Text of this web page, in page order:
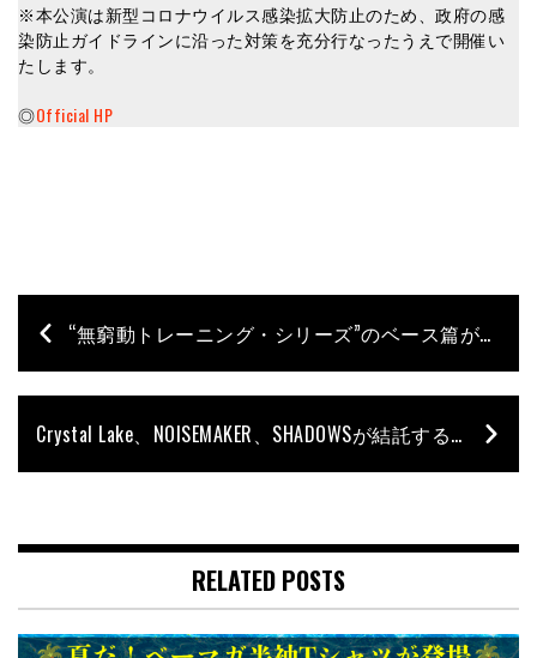
※本公演は新型コロナウイルス感染拡大防止のため、政府の感
染防止ガイドラインに沿った対策を充分行なったうえで開催い
たします。
◎Official HP
“無窮動トレーニング・シリーズ”のベース篇が登場
Crystal Lake、NOISEMAKER、SHADOWSが結託するFUTURE FOUNDATIONが新作EPをリリース！
RELATED POSTS